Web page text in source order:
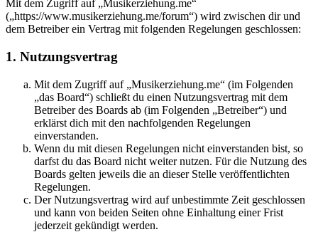
Mit dem Zugriff auf „Musikerziehung.me“
(„https://www.musikerziehung.me/forum“) wird zwischen dir und
dem Betreiber ein Vertrag mit folgenden Regelungen geschlossen:
1. Nutzungsvertrag
Mit dem Zugriff auf „Musikerziehung.me“ (im Folgenden
„das Board“) schließt du einen Nutzungsvertrag mit dem
Betreiber des Boards ab (im Folgenden „Betreiber“) und
erklärst dich mit den nachfolgenden Regelungen
einverstanden.
Wenn du mit diesen Regelungen nicht einverstanden bist, so
darfst du das Board nicht weiter nutzen. Für die Nutzung des
Boards gelten jeweils die an dieser Stelle veröffentlichten
Regelungen.
Der Nutzungsvertrag wird auf unbestimmte Zeit geschlossen
und kann von beiden Seiten ohne Einhaltung einer Frist
jederzeit gekündigt werden.